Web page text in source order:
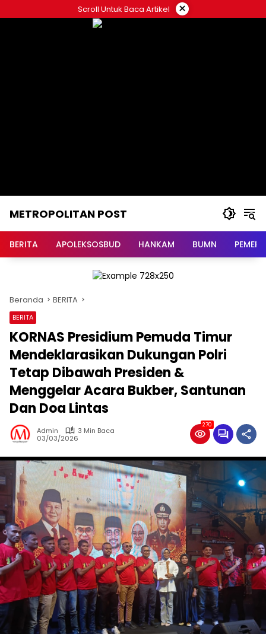
ke
Scroll Untuk Baca Artikel ×
METROPOLITAN POST
BERITA APOLEKSOSBUD HANKAM BUMN
Beranda BERITA
BERITA
KORNAS Presidium Pemuda Timur
Mendeklarasikan Dukungan Polri
Tetap Dibawah Presiden &
Menggelar Acara Bukber, Santunan
Dan Doa Lintas
Admin
3 Min Baca
03/03/2026
270